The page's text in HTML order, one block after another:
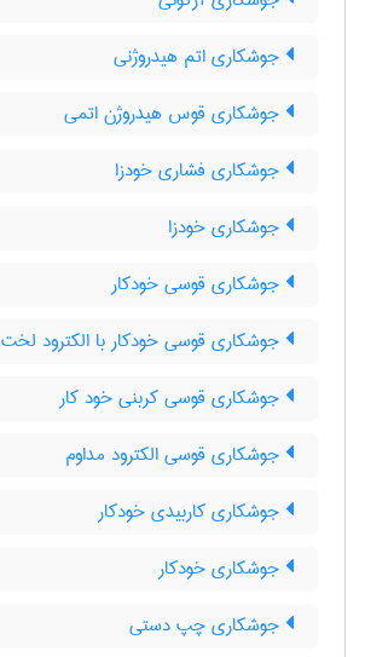
جوشکاری اتم هیدروژنی
جوشکاری قوس هیدروژن اتمی
جوشکاری فشاری خودزا
جوشکاری خودزا
جوشکاری قوسی خودکار
جوشکاری قوسی خودکار با الکترود لخت
جوشکاری قوسی کربنی خود کار
جوشکاری قوسی الکترود مداوم
جوشکاری کاربیدی خودکار
جوشکاری خودکار
جوشکاری چپ دستی